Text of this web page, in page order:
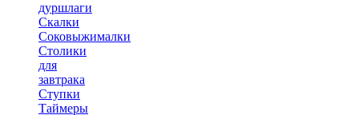
дуршлаги
Скалки
Соковыжималки
Столики
для
завтрака
Ступки
Таймеры